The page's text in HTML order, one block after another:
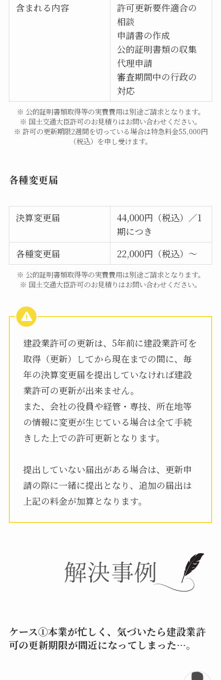
含まれる内容
許可更新要件適合の
相談
申請書の作成
公的証明書類の収集
代理申請
審査期間中の行政の
対応
※ 公的証明書類取得等の実費費用は別途ご請求となります。
※ 国土交通大臣許可のお見積りはお問い合わせください。
※ 許可の更新期限2週間を切っている場合は特急料金55,000円
（税込）を申し受けます。
各種変更届
決算変更届
44,000円（税込）／1
期につき
各種変更届
22,000円（税込）～
※ 公的証明書類取得等の実費費用は別途ご請求となります。
※ 国土交通大臣許可のお見積りはお問い合わせください。
建設業許可の更新は、5年前に建設業許可を
取得（更新）してから現在までの間に、毎
年の決算変更届を提出していなければ建設
業許可の更新が出来ません。
また、会社の役員や経管・専技、所在地等
の情報に変更が生じている場合は全て手続
きした上での許可更新となります。
提出していない届出がある場合は、更新申
請の際に一緒に提出となり、追加の届出は
上記の料金が加算となります。
ケース①本業が忙しく、気づいたら建設業許
可の更新期限が間近になってしまった…。